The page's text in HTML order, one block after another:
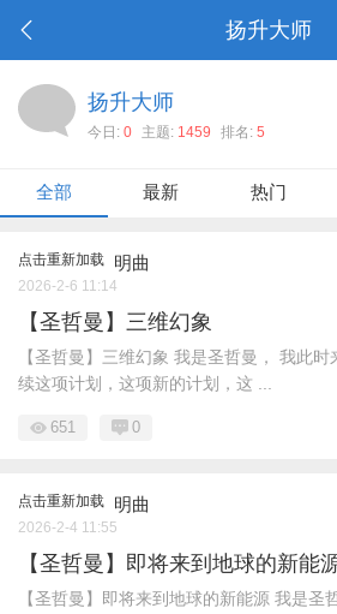
扬升大师
扬升大师
今日: 0 主题: 1459 排名: 5
全部 最新 热门
点击重新加载 明曲
2026-2-6 11:14
【圣哲曼】三维幻象
【圣哲曼】三维幻象 我是圣哲曼， 我此
续这项计划，这项新的计划，这 ...
651 0
点击重新加载 明曲
2026-2-4 11:55
【圣哲曼】即将来到地球的新能
【圣哲曼】即将来到地球的新能源 我是圣